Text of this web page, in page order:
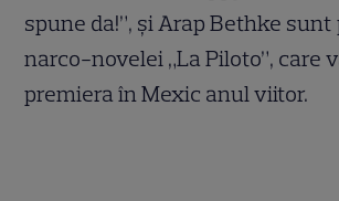
spune da!”, şi Arap Bethke
narco-novelei „La Piloto”, care
premiera în Mexic anul viitor.